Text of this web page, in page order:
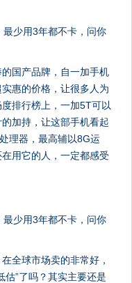
国产品牌，自一加手机
惠的价格，让很多人为
排行榜上，一加5T可以
加持，让这部手机看起
理器，最高辅以8G运
用它的人，一定都感受
全球市场卖的非常好，
估”了吗？其实主要还是